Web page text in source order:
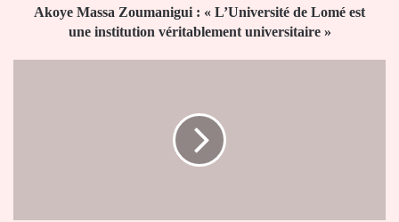
institution
véritablement
Akoye Massa Zoumanigui : « L’Université de Lomé est
une institution véritablement universitaire »
et